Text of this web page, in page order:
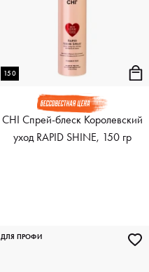
150
CHI Спрей-блеск Королевский
уход RAPID SHINE, 150 гр
ДЛЯ ПРОФИ